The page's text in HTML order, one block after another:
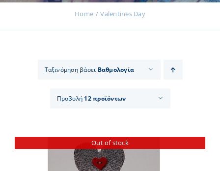
Home Valentines Day
Ταξινόμηση βάσει Βαθμολογία
Προβολή 12 προϊόντων
Out of stock